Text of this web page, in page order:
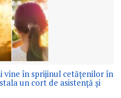
vine în sprijinul cetățenilor în
un cort de asistență și